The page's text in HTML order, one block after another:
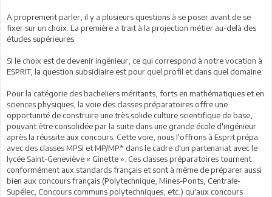
A proprement parler, il y a plusieurs questions à se poser avant de se
fixer sur un choix. La première a trait à la projection métier au-delà des
études supérieures.
Si le choix est de devenir ingénieur, ce qui correspond à notre vocation à
ESPRIT, la question subsidiaire est pour quel profil et dans quel domaine.
Pour la catégorie des bacheliers méritants, forts en mathématiques et en
sciences physiques, la voie des classes préparatoires offre une
opportunité de construire une très solide culture scientifique de base,
pouvant être consolidée par la suite dans une grande école d'ingénieur
après la réussite aux concours. Cette voie, nous l'offrons à Esprit prépa
avec des classes MPSI et MP/MP* dans le cadre d'un partenariat avec le
lycée Saint-Geneviève « Ginette ». Ces classes préparatoires tournent
conformément aux standards français et sont à même de préparer aussi
bien aux concours français (Polytechnique, Mines-Ponts, Centrale-
Supélec, Concours communs polytechniques, etc.) qu'aux concours